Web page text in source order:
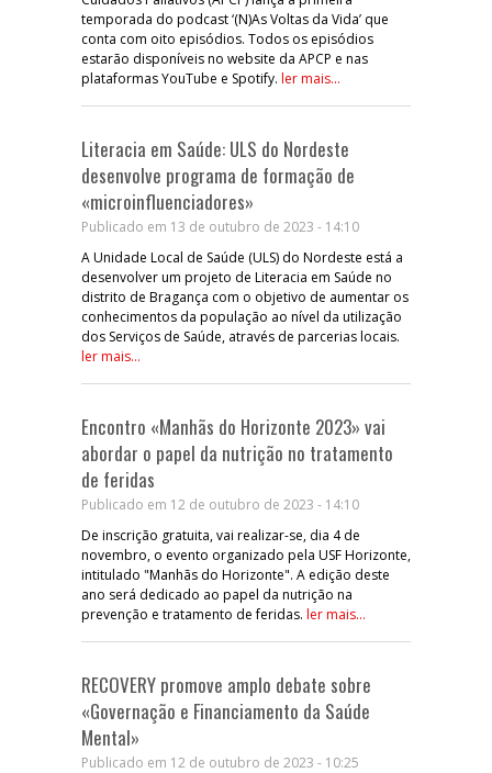
temporada do podcast ‘(N)As Voltas da Vida’ que
conta com oito episódios. Todos os episódios
estarão disponíveis no website da APCP e nas
plataformas YouTube e Spotify. ler mais...
Literacia em Saúde: ULS do Nordeste
desenvolve programa de formação de
«microinfluenciadores»
Publicado em 13 de outubro de 2023 - 14:10
A Unidade Local de Saúde (ULS) do Nordeste está a
desenvolver um projeto de Literacia em Saúde no
distrito de Bragança com o objetivo de aumentar os
conhecimentos da população ao nível da utilização
dos Serviços de Saúde, através de parcerias locais.
ler mais...
Encontro «Manhãs do Horizonte 2023» vai
abordar o papel da nutrição no tratamento
de feridas
Publicado em 12 de outubro de 2023 - 14:10
De inscrição gratuita, vai realizar-se, dia 4 de
novembro, o evento organizado pela USF Horizonte,
intitulado "Manhãs do Horizonte". A edição deste
ano será dedicado ao papel da nutrição na
prevenção e tratamento de feridas. ler mais...
RECOVERY promove amplo debate sobre
«Governação e Financiamento da Saúde
Mental»
Publicado em 12 de outubro de 2023 - 10:25